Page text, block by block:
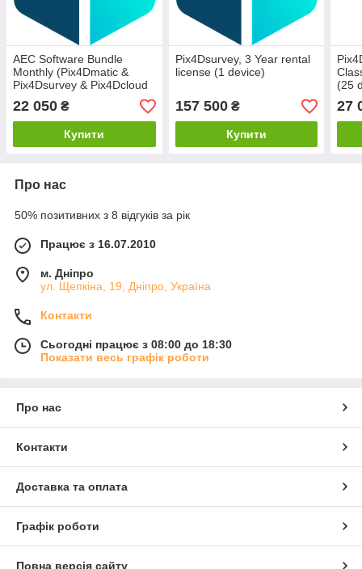
AEC Software Bundle
Monthly (Pix4Dmatic &
Pix4Dsurvey & Pix4Dcloud
Advanced) (1 device)
22 050 ₴
Купити
Pix4Dsurvey, 3 Year rental
license (1 device)
157 500₴
Купити
(25
27
Про нас
50% позитивних з 8 відгуків за рік
Працює з 16.07.2010
м. Дніпро
ул. Щепкіна, 19, Дніпро, Україна
Контакти
Сьогодні працює з 08:00 до 18:30
Показати весь графік роботи
Про нас
Контакти
Доставка та оплата
Графік роботи
Повна версія сайту